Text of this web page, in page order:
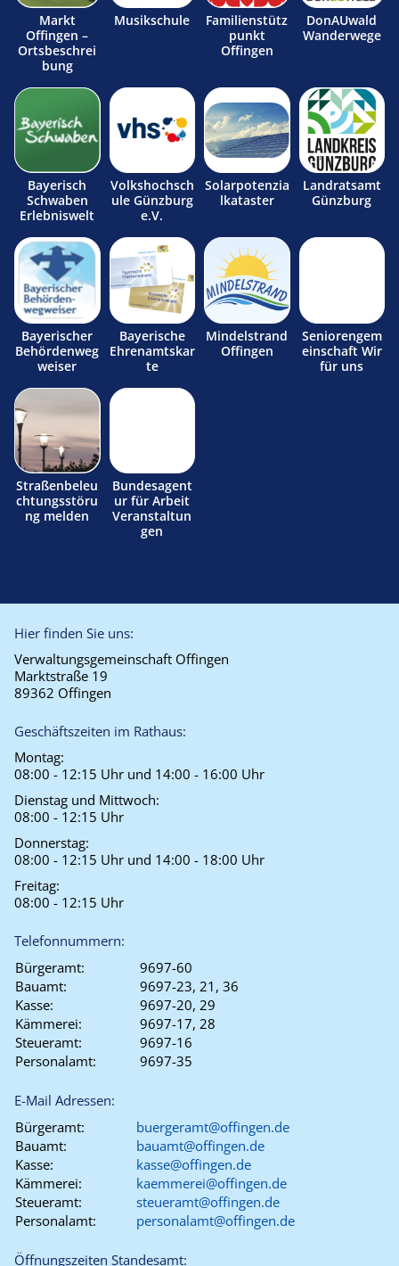
Markt
Offingen –
Ortsbeschrei
bung
Musikschule
Familienstütz
punkt
Offingen
DonAUwald
Wanderwege
Bayerisch
Schwaben
Erlebniswelt
Volkshochsch
ule Günzburg
e.V.
Solarpotenzia
lkataster
Landratsamt
Günzburg
Bayerischer
Behördenweg
weiser
Bayerische
Ehrenamtskar
te
Mindelstrand
Offingen
Seniorengem
einschaft Wir
für uns
Straßenbeleu
chtungsstöru
ng melden
Bundesagent
ur für Arbeit
Veranstaltun
gen
Hier finden Sie uns:
Verwaltungsgemeinschaft Offingen
Marktstraße 19
89362 Offingen
Geschäftszeiten im Rathaus:
Montag:
08:00 - 12:15 Uhr und 14:00 - 16:00 Uhr
Dienstag und Mittwoch:
08:00 - 12:15 Uhr
Donnerstag:
08:00 - 12:15 Uhr und 14:00 - 18:00 Uhr
Freitag:
08:00 - 12:15 Uhr
Telefonnummern:
Bürgeramt:
9697-60
Bauamt:
9697-23, 21, 36
Kasse:
9697-20, 29
Kämmerei:
9697-17, 28
Steueramt:
9697-16
Personalamt:
9697-35
E-Mail Adressen:
Bürgeramt:
buergeramt@offingen.de
Bauamt:
bauamt@offingen.de
Kasse:
kasse@offingen.de
Kämmerei:
kaemmerei@offingen.de
Steueramt:
steueramt@offingen.de
Personalamt:
personalamt@offingen.de
Öffnungszeiten Standesamt: